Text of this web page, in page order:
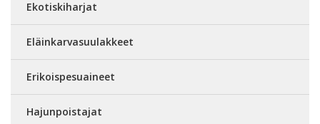
Ekotiskiharjat
Eläinkarvasuulakkeet
Erikoispesuaineet
Hajunpoistajat